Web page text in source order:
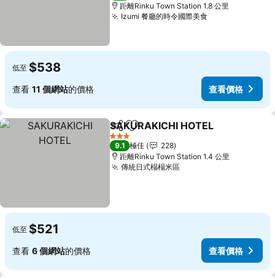
距離Rinku Town Station 1.8 公里
Izumi 餐廳的時令國際美食
低至 $538
查看 11 個網站的價格 查看價格
分享 放到收藏夾
SAKURAKICHI HOTEL
3 星級
9.1 極佳
228
距離Rinku Town Station 1.4 公里
傳統日式榻榻米區
低至 $521
查看 6 個網站的價格 查看價格